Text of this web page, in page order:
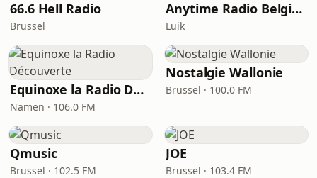
66.6 Hell Radio
Brussel
Anytime Radio Belgique
Luik
Equinoxe la Radio Découverte
Namen · 106.0 FM
Nostalgie Wallonie
Brussel · 100.0 FM
Qmusic
Brussel · 102.5 FM
JOE
Brussel · 103.4 FM